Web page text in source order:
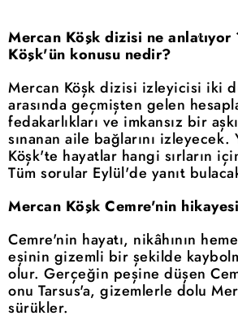
Mercan Köşk dizisi ne anlatıyor
Köşk'ün konusu nedir?
Mercan Köşk dizisi izleyicisi iki
arasında geçmişten gelen
fedakarlıkları ve imkansız bir
sınanan aile bağlarını
Köşk'te hayatlar hangi sırların
Tüm sorular Eylül'de yanıt
Mercan Köşk Cemre'nin
Cemre'nin hayatı, nikâhının
eşinin gizemli bir şekilde
olur. Gerçeğin peşine düşen
onu Tarsus'a, gizemlerle dolu
sürükler.